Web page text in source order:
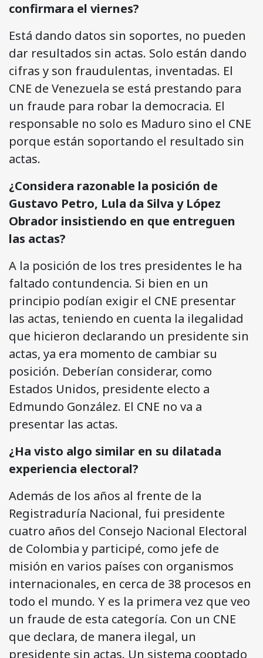
confirmara el viernes?
Está dando datos sin soportes, no pueden
dar resultados sin actas. Solo están dando
cifras y son fraudulentas, inventadas. El
CNE de Venezuela se está prestando para
un fraude para robar la democracia. El
responsable no solo es Maduro sino el CNE
porque están soportando el resultado sin
actas.
¿Considera razonable la posición de
Gustavo Petro, Lula da Silva y López
Obrador insistiendo en que entreguen
las actas?
A la posición de los tres presidentes le ha
faltado contundencia. Si bien en un
principio podían exigir el CNE presentar
las actas, teniendo en cuenta la ilegalidad
que hicieron declarando un presidente sin
actas, ya era momento de cambiar su
posición. Deberían considerar, como
Estados Unidos, presidente electo a
Edmundo González. El CNE no va a
presentar las actas.
¿Ha visto algo similar en su dilatada
experiencia electoral?
Además de los años al frente de la
Registraduría Nacional, fui presidente
cuatro años del Consejo Nacional Electoral
de Colombia y participé, como jefe de
misión en varios países con organismos
internacionales, en cerca de 38 procesos en
todo el mundo. Y es la primera vez que veo
un fraude de esta categoría. Con un CNE
que declara, de manera ilegal, un
presidente sin actas. Un sistema cooptado